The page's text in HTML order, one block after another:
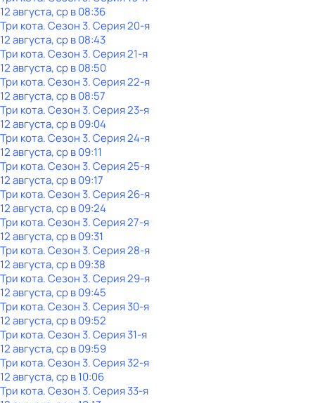
12 августа, ср в 08:36
Три кота. Сезон 3. Серия 20-я
12 августа, ср в 08:43
Три кота. Сезон 3. Серия 21-я
12 августа, ср в 08:50
Три кота. Сезон 3. Серия 22-я
12 августа, ср в 08:57
Три кота. Сезон 3. Серия 23-я
12 августа, ср в 09:04
Три кота. Сезон 3. Серия 24-я
12 августа, ср в 09:11
Три кота. Сезон 3. Серия 25-я
12 августа, ср в 09:17
Три кота. Сезон 3. Серия 26-я
12 августа, ср в 09:24
Три кота. Сезон 3. Серия 27-я
12 августа, ср в 09:31
Три кота. Сезон 3. Серия 28-я
12 августа, ср в 09:38
Три кота. Сезон 3. Серия 29-я
12 августа, ср в 09:45
Три кота. Сезон 3. Серия 30-я
12 августа, ср в 09:52
Три кота. Сезон 3. Серия 31-я
12 августа, ср в 09:59
Три кота. Сезон 3. Серия 32-я
12 августа, ср в 10:06
Три кота. Сезон 3. Серия 33-я